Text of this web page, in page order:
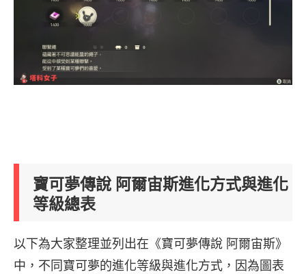
寶可夢傳說 阿爾宙斯進化方式與進化
等級總表
以下為大家整理並列出在《寶可夢傳說 阿爾宙斯》
中，不同寶可夢的進化等級與進化方式，因為圖表